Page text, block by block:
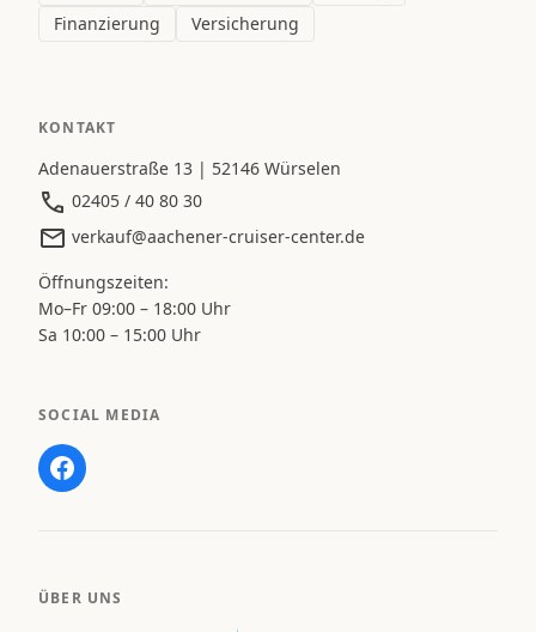
Finanzierung
Versicherung
KONTAKT
Adenauerstraße 13 | 52146 Würselen
02405 / 40 80 30
verkauf@aachener-cruiser-center.de
Öffnungszeiten:
Mo–Fr 09:00 – 18:00 Uhr
Sa 10:00 – 15:00 Uhr
SOCIAL MEDIA
ÜBER UNS